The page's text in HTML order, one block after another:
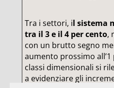
Tra i settori, il sistema
tra il 3 e il 4 per cento,
con un brutto segno
aumento prossimo
classi dimensionali si
a evidenziare gli